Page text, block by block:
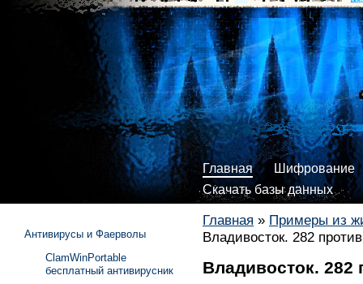
Главная
Шифрование
Скачать базы данных
Главная » Примеры из
Владивосток. 282
Владивосток. 282
Антивирусы и Фаерволы
ClamWinPortable
бесплатный антивирусник